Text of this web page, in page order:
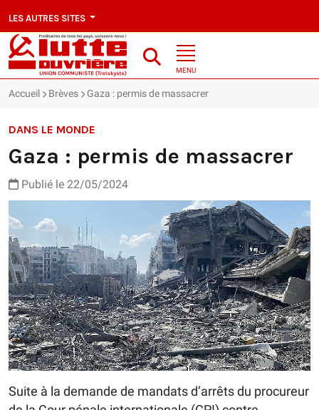
LES AUTRES SITES
MENU
Accueil Brèves Gaza : permis de massacrer
DANS LE MONDE
Gaza : permis de massacrer
Publié le 22/05/2024
Suite à la demande de mandats d’arrêts du procureur